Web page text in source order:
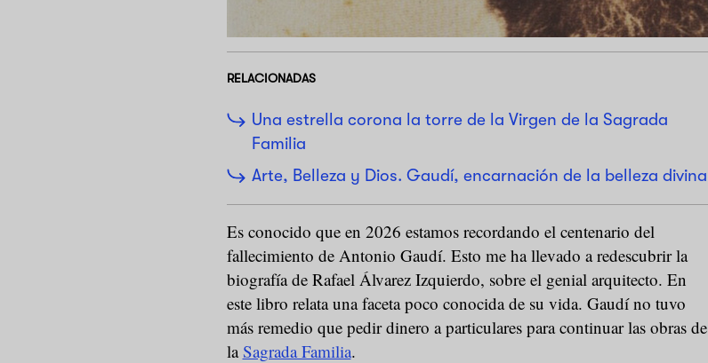
RELACIONADAS
Una estrella corona la torre de la Virgen de la Sagrada
Familia
Arte, Belleza y Dios. Gaudí, encarnación de la belleza divina
Es conocido que en 2026 estamos recordando el centenario del
fallecimiento de Antonio Gaudí. Esto me ha llevado a redescubrir la
biografía de Rafael Álvarez Izquierdo, sobre el genial arquitecto. En
este libro relata una faceta poco conocida de su vida. Gaudí no tuvo
más remedio que pedir dinero a particulares para continuar las obras de
laSagrada Familia.